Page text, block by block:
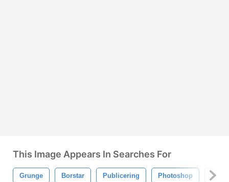
This Image Appears In Searches For
Grunge Borstar Publicering Photoshop